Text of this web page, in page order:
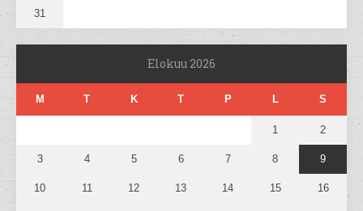
31
Elokuu 2026
M T K T P L S
1 2
3 4 5 6 7 8 9
10 11 12 13 14 15 16